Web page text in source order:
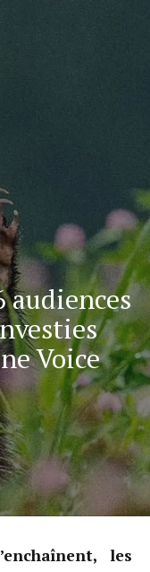
audiences
Voice
les